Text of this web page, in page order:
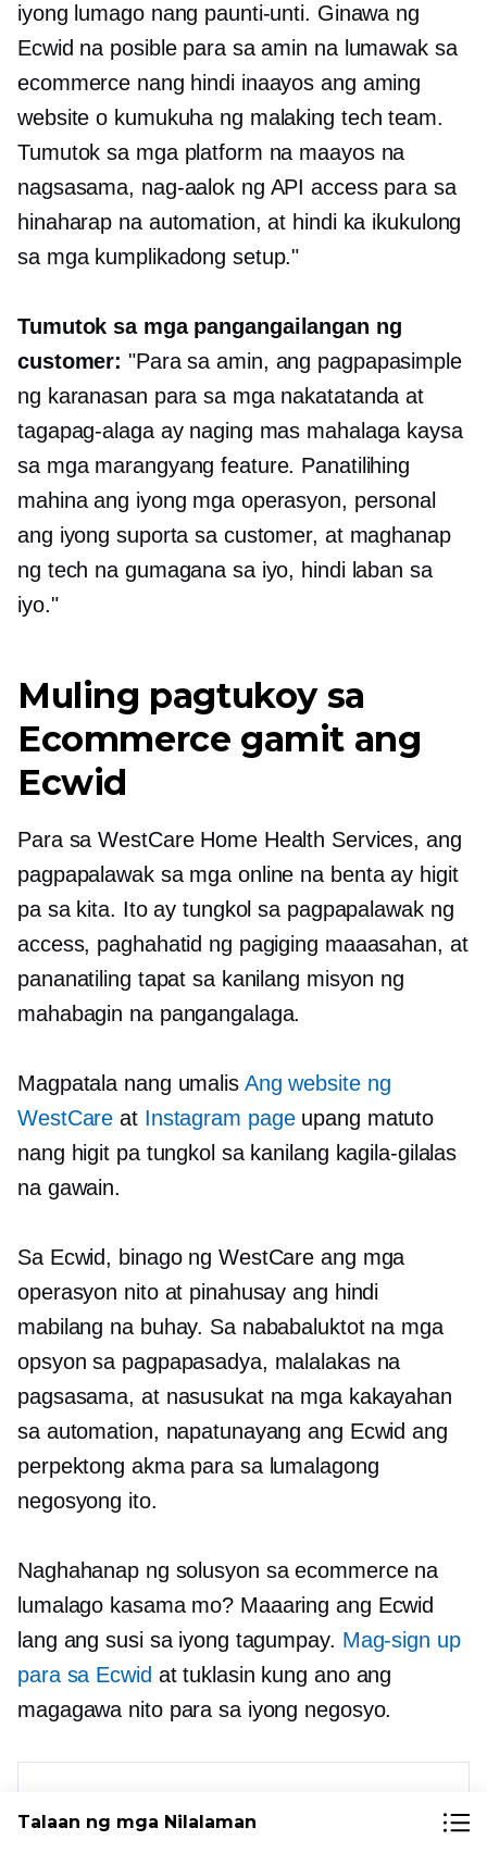
iyong lumago nang paunti-unti. Ginawa ng
Ecwid na posible para sa amin na lumawak sa
ecommerce nang hindi inaayos ang aming
website o kumukuha ng malaking tech team.
Tumutok sa mga platform na maayos na
nagsasama, nag-aalok ng API access para sa
hinaharap na automation, at hindi ka ikukulong
sa mga kumplikadong setup."
Tumutok sa mga pangangailangan ng
customer: "Para sa amin, ang pagpapasimple
ng karanasan para sa mga nakatatanda at
tagapag-alaga ay naging mas mahalaga kaysa
sa mga marangyang feature. Panatilihing
mahina ang iyong mga operasyon, personal
ang iyong suporta sa customer, at maghanap
ng tech na gumagana sa iyo, hindi laban sa
iyo."
Muling pagtukoy sa
Ecommerce gamit ang
Ecwid
Para sa WestCare Home Health Services, ang
pagpapalawak sa mga online na benta ay higit
pa sa kita. Ito ay tungkol sa pagpapalawak ng
access, paghahatid ng pagiging maaasahan, at
pananatiling tapat sa kanilang misyon ng
mahabagin na pangangalaga.
Magpatala nang umalis Ang website ng
WestCare at Instagram pageupang matuto
nang higit pa tungkol sa kanilang kagila-gilalas
na gawain.
Sa Ecwid, binago ng WestCare ang mga
operasyon nito at pinahusay ang hindi
mabilang na buhay. Sa nababaluktot na mga
opsyon sa pagpapasadya, malalakas na
pagsasama, at nasusukat na mga kakayahan
sa automation, napatunayang ang Ecwid ang
perpektong akma para sa lumalagong
negosyong ito.
Naghahanap ng solusyon sa ecommerce na
lumalago kasama mo? Maaaring ang Ecwid
lang ang susi sa iyong tagumpay. Mag-sign up
para sa Ecwid at tuklasin kung ano ang
magagawa nito para sa iyong negosyo.
Talaan ng mga Nilalaman